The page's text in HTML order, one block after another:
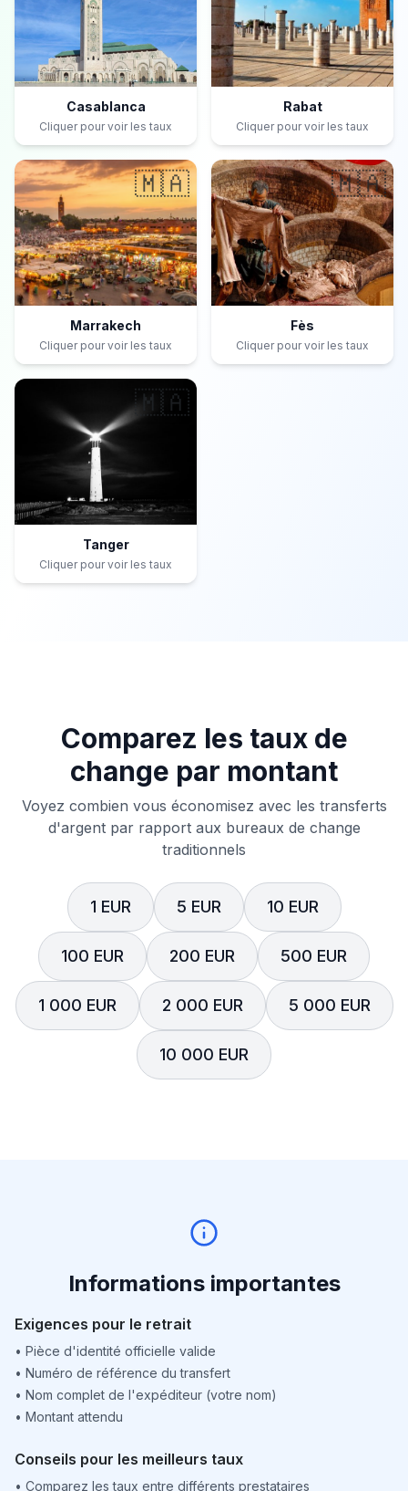
Casablanca
Cliquer pour voir les taux
Rabat
Cliquer pour voir les taux
🇲🇦
Marrakech
Cliquer pour voir les taux
🇲🇦
Fès
Cliquer pour voir les taux
🇲🇦
Tanger
Cliquer pour voir les taux
Comparez les taux de
change par montant
Voyez combien vous économisez avec les transferts
d'argent par rapport aux bureaux de change
traditionnels
1 EUR 5 EUR 10 EUR
100 EUR 200 EUR 500 EUR
1 000 EUR 2 000 EUR 5 000 EUR
10 000 EUR
Informations importantes
Exigences pour le retrait
• Pièce d'identité officielle valide
• Numéro de référence du transfert
• Nom complet de l'expéditeur (votre nom)
• Montant attendu
Conseils pour les meilleurs taux
• Comparez les taux entre différents prestataires